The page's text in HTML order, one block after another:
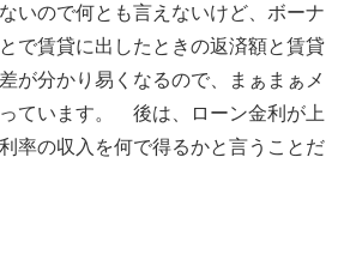
いので何とも言えないけど、ボーナ
で賃貸に出したときの返済額と賃貸
が分かり易くなるので、まぁまぁメ
ています。 後は、ローン金利が上
率の収入を何で得るかと言うことだ